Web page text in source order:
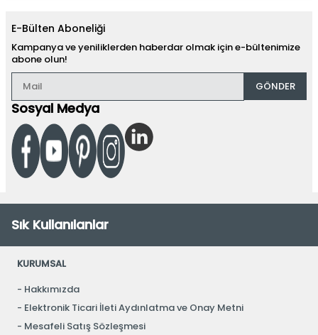
E-Bülten Aboneliği
Kampanya ve yeniliklerden haberdar olmak için e-bültenimize
abone olun!
GÖNDER
Sosyal Medya
Sık Kullanılanlar
KURUMSAL
Hakkımızda
Elektronik Ticari İleti Aydınlatma ve Onay Metni
Mesafeli Satış Sözleşmesi